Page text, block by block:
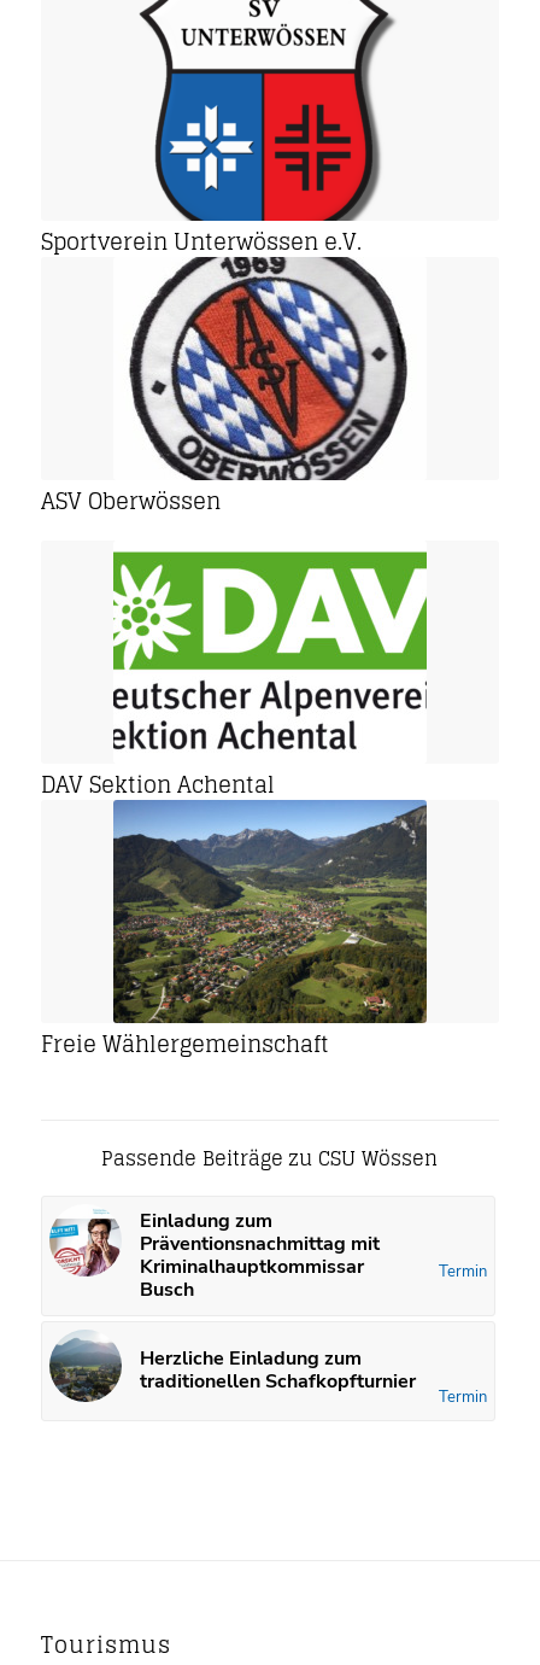
Sportverein Unterwössen e.V.
ASV Oberwössen
DAV Sektion Achental
Freie Wählergemeinschaft
Passende Beiträge zu CSU Wössen
Einladung zum
Präventionsnachmittag mit
Kriminalhauptkommissar
Busch
Termin
Herzliche Einladung zum
traditionellen Schafkopfturnier
Termin
Tourismus